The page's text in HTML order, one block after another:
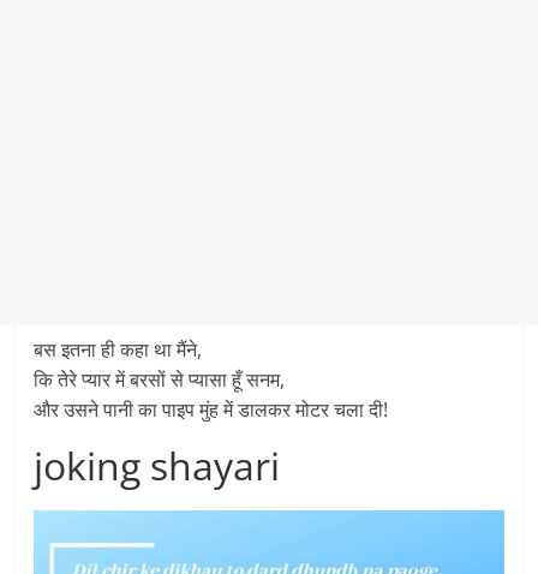
बस इतना ही कहा था मैंने,
कि तेरे प्यार में बरसों से प्यासा हूँ सनम,
और उसने पानी का पाइप मुंह में डालकर मोटर चला दी!
joking shayari